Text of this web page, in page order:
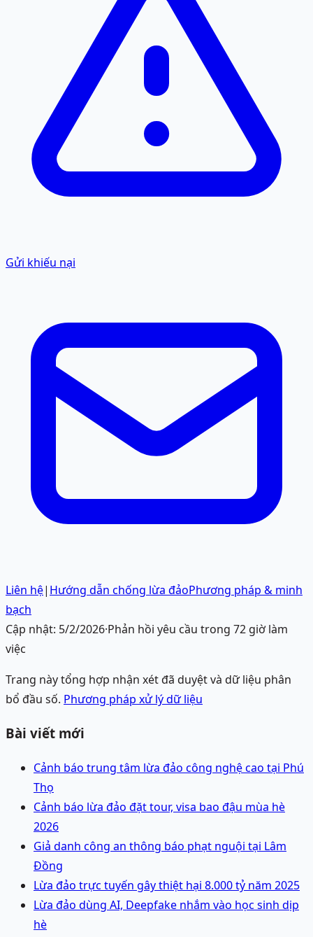
Gửi khiếu nại
Liên hệ| Hướng dẫn chống lừa đảoPhương pháp & minh
bạch
Cập nhật: 5/2/2026·Phản hồi yêu cầu trong 72 giờ làm
việc
Trang này tổng hợp nhận xét đã duyệt và dữ liệu phân
bổ đầu số. Phương pháp xử lý dữ liệu
Bài viết mới
Cảnh báo trung tâm lừa đảo công nghệ cao tại Phú
Thọ
Cảnh báo lừa đảo đặt tour, visa bao đậu mùa hè
2026
Giả danh công an thông báo phạt nguội tại Lâm
Đồng
Lừa đảo trực tuyến gây thiệt hại 8.000 tỷ năm 2025
Lừa đảo dùng AI, Deepfake nhắm vào học sinh dịp
hè